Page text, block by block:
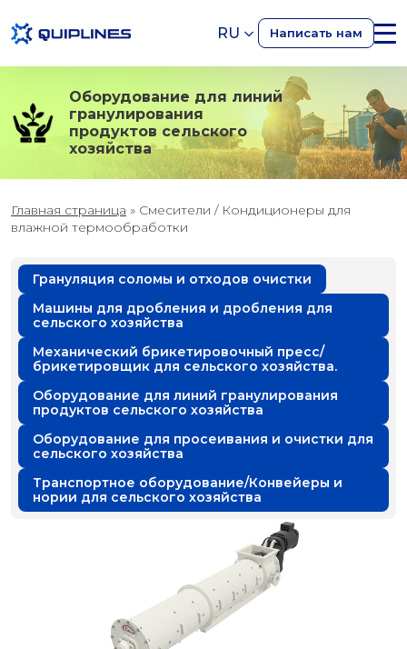
RU Написать нам
Оборудование для линий
гранулирования
продуктов сельского
хозяйства
Главная страница » Смесители / Кондиционеры для
влажной термообработки
Грануляция соломы и отходов очистки
Машины для дробления и дробления для
сельского хозяйства
Механический брикетировочный пресс/
брикетировщик для сельского хозяйства.
Оборудование для линий гранулирования
продуктов сельского хозяйства
Оборудование для просеивания и очистки для
сельского хозяйства
Транспортное оборудование/Конвейеры и
нории для сельского хозяйства